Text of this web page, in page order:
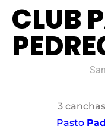
CLUB
3 canchas
Pasto